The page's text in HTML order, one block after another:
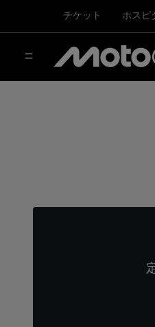
チケット ホスピ